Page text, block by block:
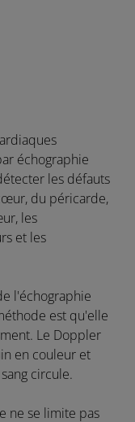
échographie
les défauts
du péricarde,
les
et les
l'échographie
est qu'elle
Le Doppler
en couleur et
circule.
ne se limite pas